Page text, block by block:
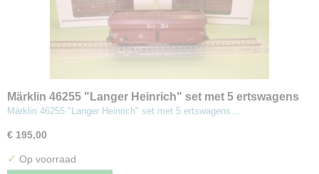
Märklin 46255 "Langer Heinrich" set met 5 ertswagens
Märklin 46255 "Langer Heinrich" set met 5 ertswagens…
€ 195,00
✓ Op voorraad